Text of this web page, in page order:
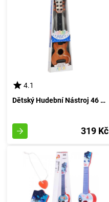
4.1
Dětský Hudební Nástroj 46 cm
319 Kč